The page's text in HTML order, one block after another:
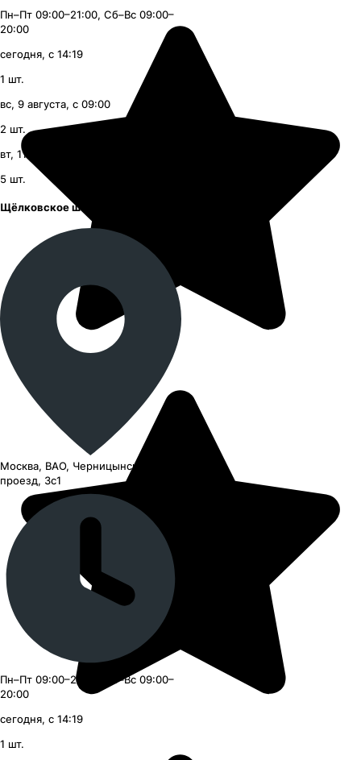
Пн–Пт 09:00–21:00, Сб–Вс 09:00–
20:00
сегодня, с 14:19
1 шт.
вс, 9 августа, с 09:00
2 шт.
вт, 11 августа, с 09:00
5 шт.
Щёлковское шоссе
Москва, ВАО, Черницынский
проезд, 3с1
Пн–Пт 09:00–21:00, Сб–Вс 09:00–
20:00
сегодня, с 14:19
1 шт.